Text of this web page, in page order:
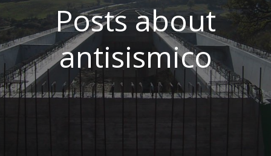
Posts about
antisismico